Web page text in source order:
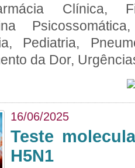
Clínica,
Pediatria,
da Dor,
16/06/2025
Teste
H5N1